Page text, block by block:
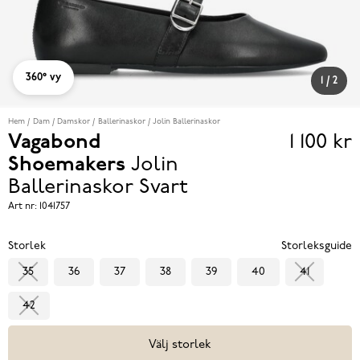
/ 2
360° vy
Hem Dam Damskor Ballerinaskor Jolin Ballerinaskor
Vagabond
Shoemakers Jolin
Ballerinaskor Svart
Pris
1 100 kr
Art nr: 1041757
Storlek Storleksguide
35 36 37 38 39 40 41
42
Välj storlek